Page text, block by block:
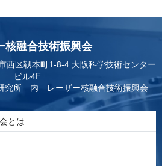
融合技 術 振 興 会
西区靱本町1-8-4 大阪科学技術センター
ビル4F
究所 内 レーザー核融合技術振興会
とは